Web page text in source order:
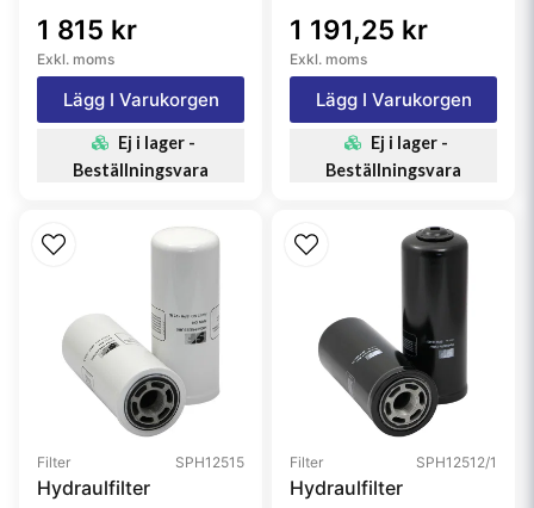
1 815 kr
Exkl. moms
Lägg I Varukorgen
Ej i lager -
Beställningsvara
1 191,25 kr
Exkl. moms
Lägg I Varukorgen
Ej i lager -
Beställningsvara
Filter SPH12515
Hydraulfilter
Filter SPH12512/1
Hydraulfilter